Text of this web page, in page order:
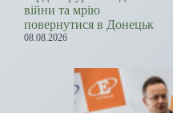
війни та мрію
повернутися в Донецьк
08.08.2026